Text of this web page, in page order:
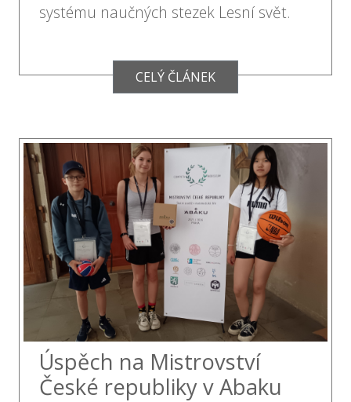
systému naučných stezek Lesní svět.
CELÝ ČLÁNEK
Úspěch na Mistrovství
České republiky v Abaku